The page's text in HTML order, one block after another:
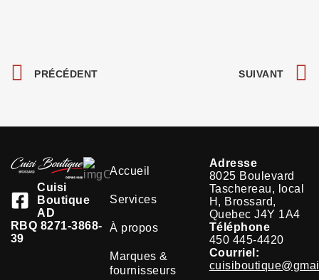
PRÉCÉDENT SUIVANT
Cuisi
Boutique
AD
RBQ 8271-3868-
39
Accueil
Services
À propos
Marques &
fournisseurs
Adresse
8025 Boulevard
Taschereau, local
H, Brossard,
Quebec J4Y 1A4
Téléphone
450 445-4420
Courriel: